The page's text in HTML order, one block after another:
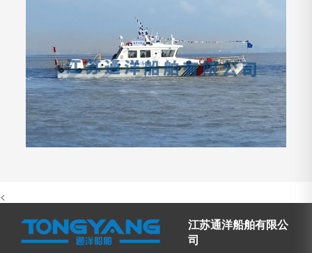
<
江苏通洋船舶有限公
司